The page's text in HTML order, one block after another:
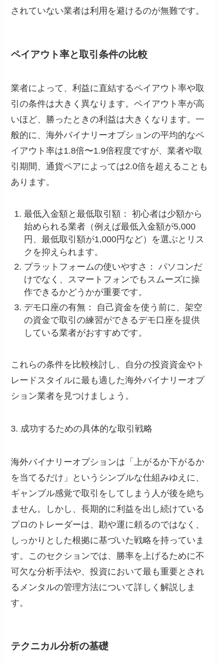
されていない業者は利用を避けるのが無難です。
ペイアウト率と取引条件の比較
業者によって、利益に直結するペイアウト率や取
引の条件は大きく異なります。ペイアウト率が高
いほど、勝ったときの利益は大きくなります。一
般的に、海外バイナリーオプションの平均的なペ
イアウト率は1.8倍〜1.9倍程度ですが、業者や取
引期間、通貨ペアによっては2.0倍を超えることも
あります。
最低入金額と最低取引額： 初心者は少額から
始められる業者（例えば最低入金額が5,000
円、最低取引額が1,000円など）を選ぶとリス
クを抑えられます。
プラットフォームの使いやすさ： パソコンだ
けでなく、スマートフォンでもスムーズに操
作できるかどうかが重要です。
デモ口座の有無： 自己資金を使う前に、架空
の資金で取引の練習ができるデモ口座を提供
している業者がおすすめです。
これらの条件を比較検討し、自分の投資資金やト
レードスタイルに最も適した海外バイナリーオプ
ション業者を見つけましょう。
3. 成功するための具体的な取引戦略
海外バイナリーオプションは「上がるか下がるか
を当てるだけ」というシンプルな仕組みゆえに、
ギャンブル感覚で取引をしてしまう人が後を絶ち
ません。しかし、長期的に利益を出し続けている
プロのトレーダーは、勘や運に頼るのではなく、
しっかりとした根拠に基づいた戦略を持っていま
す。このセクションでは、勝率を上げるために不
可欠な分析手法や、投資において最も重要とされ
るメンタルの管理方法について詳しく解説しま
す。
テクニカル分析の基礎